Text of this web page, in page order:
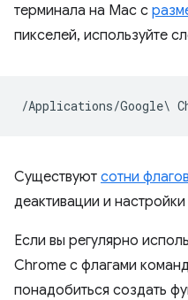
терминала на Mac с
пикселей, используйте
Существуют сотни флагов
деактивации и
Если вы регулярно
Chrome с флагами
понадобиться создать